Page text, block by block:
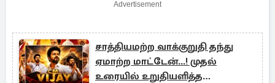
Advertisement
சாத்தியமற்ற வாக்குறுதி தந்து
ஏமாற்ற மாட்டேன்...! முதல்
உரையில் உறுதியளித்த